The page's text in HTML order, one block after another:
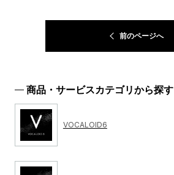
前のページへ
商品・サービスカテゴリから探す
VOCALOID6